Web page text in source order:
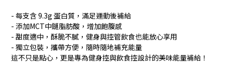
- 每支含 9.3g 蛋白質，滿足運動後補給
- 添加MCT中鏈脂肪酸，增加飽腹感
- 甜度適中，酥脆不膩，健身與控管飲食也能放心享用
- 獨立包裝，攜帶方便，隨時隨地補充能量
這不只是點心，更是專為健身控與飲食控設計的美味能量補給！